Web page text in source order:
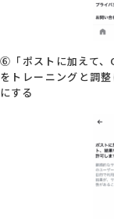
⑥「ポストに加えて、
をトレーニングと調
にする